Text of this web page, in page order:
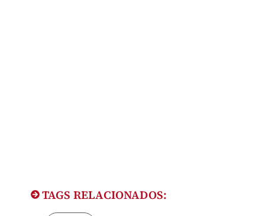
TAGS RELACIONADOS: